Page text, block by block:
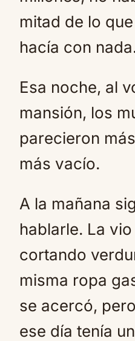
mitad de lo
hacía con
Esa noche, al
mansión, los
parecieron
más vacío.
A la mañana
hablarle. La
cortando
misma ropa
se acercó,
ese día tenía